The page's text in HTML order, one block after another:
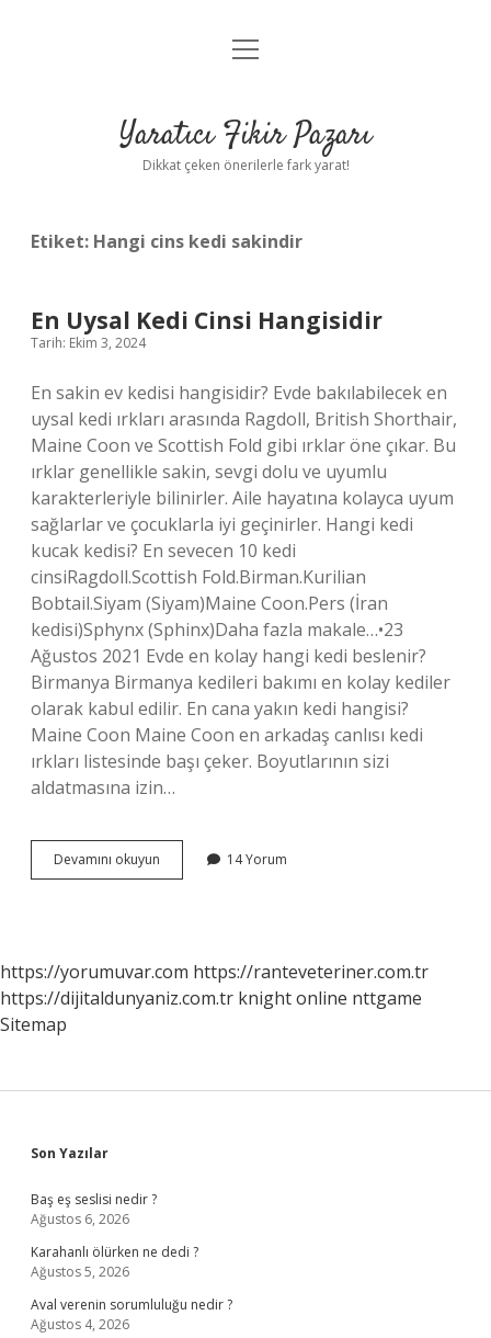
Anasayfa
Yasal Uyarı
menüyü
Yaratıcı Fikir Pazarı
Dikkat çeken önerilerle fark yarat!
Etiket: Hangi cins kedi sakindir
En Uysal Kedi Cinsi Hangisidir
Tarih: Ekim 3, 2024
En sakin ev kedisi hangisidir? Evde bakılabilecek en
uysal kedi ırkları arasında Ragdoll, British Shorthair,
Maine Coon ve Scottish Fold gibi ırklar öne çıkar. Bu
ırklar genellikle sakin, sevgi dolu ve uyumlu
karakterleriyle bilinirler. Aile hayatına kolayca uyum
sağlarlar ve çocuklarla iyi geçinirler. Hangi kedi
kucak kedisi? En sevecen 10 kedi
cinsiRagdoll.Scottish Fold.Birman.Kurilian
Bobtail.Siyam (Siyam)Maine Coon.Pers (İran
kedisi)Sphynx (Sphinx)Daha fazla makale…•23
Ağustos 2021 Evde en kolay hangi kedi beslenir?
Birmanya Birmanya kedileri bakımı en kolay kediler
olarak kabul edilir. En cana yakın kedi hangisi?
Maine Coon Maine Coon en arkadaş canlısı kedi
ırkları listesinde başı çeker. Boyutlarının sizi
aldatmasına izin…
Devamını okuyun
Uysal
14 Yorum
https://yorumuvar.com https://ranteveteriner.com.tr
https://dijitaldunyaniz.com.tr knight online nttgame
Sitemap
Sidebar
Son Yazılar
Baş eş seslisi nedir ?
Ağustos 6, 2026
Karahanlı ölürken ne dedi ?
Ağustos 5, 2026
Aval verenin sorumluluğu nedir ?
Ağustos 4, 2026